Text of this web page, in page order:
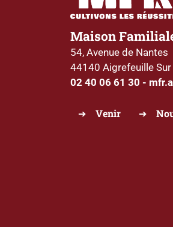
Maison
54, Avenue de Nantes
44140 Aigrefeuille
02 40 06 61 30 -
Venir